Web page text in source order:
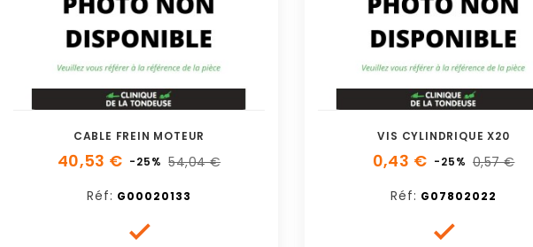
CABLE FREIN MOTEUR
40,53 € -25% 54,04 €
Réf: G00020133

VIS CYLINDRIQUE X20
0,43 € -25% 0,57 €
Réf: G07802022
